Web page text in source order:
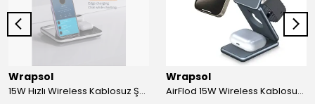
Wrapsol
15W Hızlı Wireless Kablosuz Şarj Standı 4 in 1 Masaüstü İstasyon -iPhone-android-watch-airpods Uyumlu
Wrapsol
AirFlod 15W Wireless Kablosuz Şarj Standı Alüminyum Katlanabilir 3in1 iPhone-android-watch-airpods